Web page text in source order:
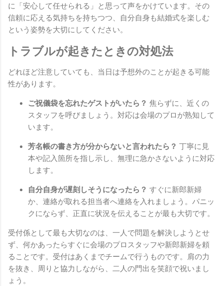
に「安心して任せられる」と思って声をかけています。その
信頼に応える気持ちを持ちつつ、自分自身も結婚式を楽しむ
という姿勢を大切にしてください。
トラブルが起きたときの対処法
どれほど注意していても、当日は予想外のことが起きる可能
性があります。
ご祝儀袋を忘れたゲストがいたら？ 焦らずに、近くの
スタッフを呼びましょう。対応は会場のプロが熟知して
います。
芳名帳の書き方が分からないと言われたら？ 丁寧に見
本や記入箇所を指し示し、無理に急かさないように対応
します。
自分自身が遅刻しそうになったら？ すぐに新郎新婦
か、連絡が取れる担当者へ連絡を入れましょう。パニッ
クにならず、正直に状況を伝えることが最も大切です。
受付係として最も大切なのは、一人で問題を解決しようとせ
ず、何かあったらすぐに会場のプロスタッフや新郎新婦を頼
ることです。受付はあくまでチームで行うものです。肩の力
を抜き、周りと協力しながら、二人の門出を笑顔で祝いまし
ょう。